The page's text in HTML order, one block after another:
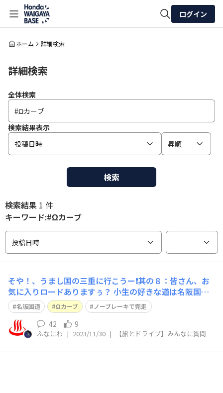
全体検索
ログイン
ホーム 詳細検索
詳細検索
全体検索
検索結果表示
投稿日時
昇順
検索
検索結果 1 件
キーワード:#Ωカーブ
投稿日時
そや！、うまし国の三重に行こうー❗️其の８：皆さん、お
気に入りロードありますぅ？ 小生の好きな道は名阪国
道、西の終点である天理IC近くに位置する「魔のオメガΩ
カーブ」と言われる下り坂です。地図で見るとΩの形して
いる所から通称Ωカーブと呼ばれているのですが、福住IC
から天理東ICまで、時には６％急勾配
名阪国道 Ωカーブ ノーブレーキで完走
42 9
ふなにわ | 2023/11/30 | 【旅とドライブ】みんなに質問